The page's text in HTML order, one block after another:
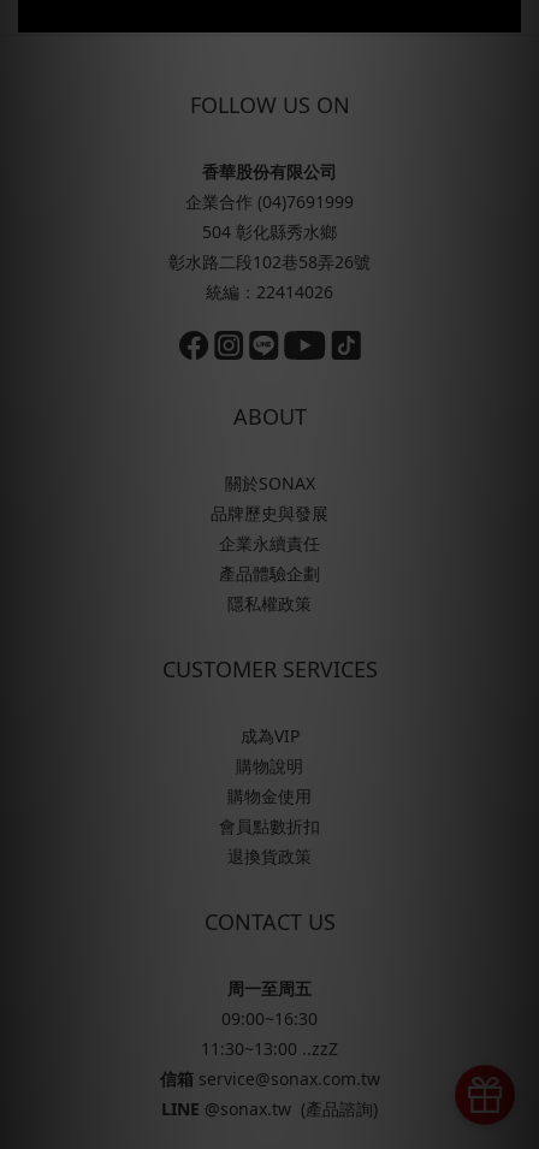
FOLLOW US ON
香華股份有限公司
企業合作 (04)7691999
504 彰化縣秀水鄉
彰水路二段102巷58弄26號
統編：22414026
ABOUT
關於SONAX
品牌歷史與發展
企業永續責任
產品體驗企劃
隱私權政策
CUSTOMER SERVICES
成為VIP
購物說明
購物金使用
會員點數折扣
退換貨政策
CONTACT US
周一至周五
09:00~16:30
11:30~13:00 ..zzZ
信箱service@sonax.com.tw
LINE @sonax.tw (產品諮詢)